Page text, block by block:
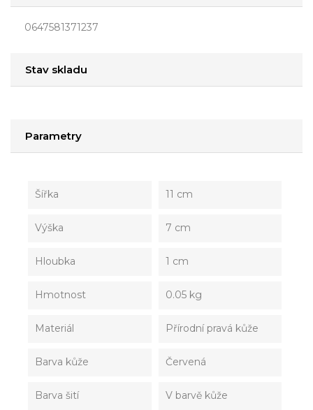
0647581371237
Stav skladu
Parametry
Šířka 11 cm
Výška 7 cm
Hloubka 1 cm
Hmotnost 0.05 kg
Materiál Přírodní pravá kůže
Barva kůže Červená
Barva šití V barvě kůže